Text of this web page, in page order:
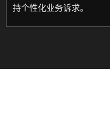
持个性化业务诉求。